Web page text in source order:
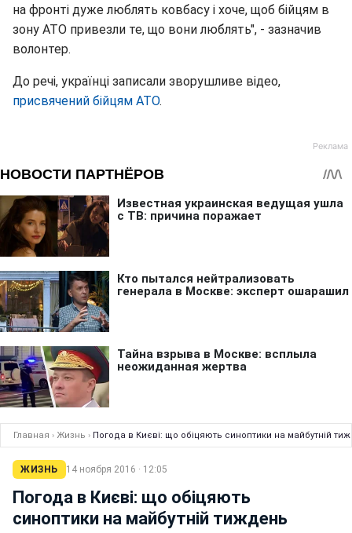
на фронті дуже люблять ковбасу і хоче, щоб бійцям в
зону АТО привезли те, що вони люблять", - зазначив
волонтер.
До речі, українці записали зворушливе відео,
присвячений бійцям АТО.
Главная › Жизнь › Погода в Києві: що обіцяють синоптики на майбутній
ЖИЗНЬ 14 ноября 2016 · 12:05
Погода в Києві: що обіцяють
синоптики на майбутній тиждень